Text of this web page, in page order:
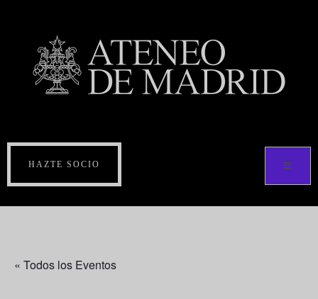
HAZTE SOCIO
« Todos los Eventos